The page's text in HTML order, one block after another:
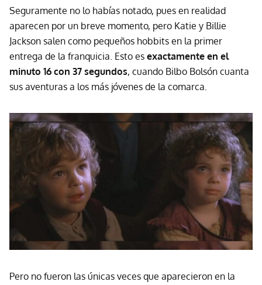
Seguramente no lo habías notado, pues en realidad
aparecen por un breve momento, pero Katie y Billie
Jackson salen como pequeños hobbits en la primer
entrega de la franquicia. Esto es exactamente en el
minuto 16 con 37 segundos, cuando Bilbo Bolsón cuanta
sus aventuras a los más jóvenes de la comarca.
Pero no fueron las únicas veces que aparecieron en la